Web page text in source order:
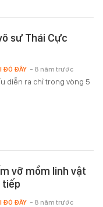
sư Thái Cực
diễn ra chỉ trong vòng 5
ĐÓ ĐÂY - 8 năm trước
vỡ mồm linh vật
tiếp
ĐÓ ĐÂY - 8 năm trước